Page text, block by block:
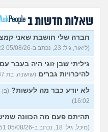
האם חוויתי תקיפה מינית?
(רוויטל, בת 24)
בנות,אתן הייתן "מסדרות" את
אח שלכם במצב כזה?
(לוחם שקרוב ל'חרור, בן 21)
מסאג׳יסט מעורער
(מסאג׳יסט מעורער, בן 26)
אנחנו מקיימים יחסים עם
בגדים וזה לא מפריע לבעלי,
מה לעשות?
(דיאנה, בת 42)
שאלות חדשות ב
חברה שלי חושבת שאני
(ליאור, גיל: 23, נכתב ב-05/08/26 16:22)
גיליתי שבן זוגי היה בעבר
להיכרויות גברים (שושנה, בת 37, כתבה ב-05/08/26 16:13)
לא יודע כבר מה לעשות?
16:02)
תהיתם פעם מה הכוונה
(מיכל, גיל: 18, נכתב ב-05/08/26 15:51)